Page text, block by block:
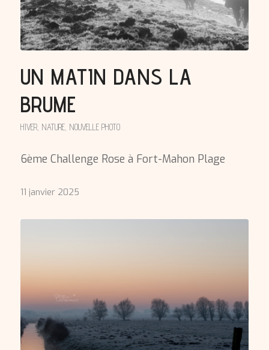
UN MATIN DANS LA
BRUME
HIVER, NATURE, NOUVELLE PHOTO
6ème Challenge Rose à Fort-Mahon Plage
11 janvier 2025